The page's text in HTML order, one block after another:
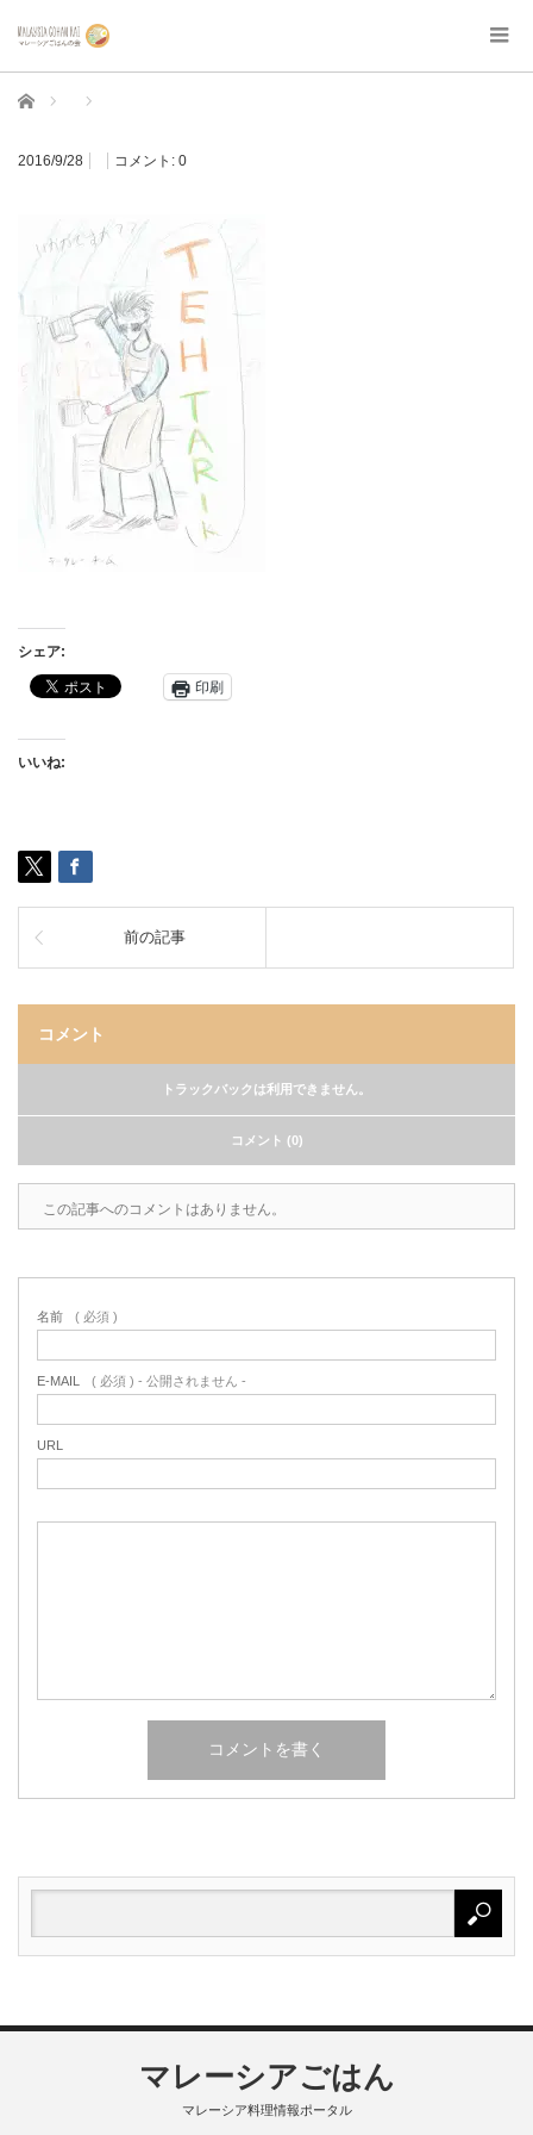
ホーム
2016/9/28 コメント: 0
シェア:
印刷
いいね:
前の記事
コメント
トラックバックは利用できません。
コメント (0)
この記事へのコメントはありません。
名前 ( 必須 )
E-MAIL ( 必須 ) - 公開されません -
URL
マレーシアごはん
マレーシア料理情報ポータル